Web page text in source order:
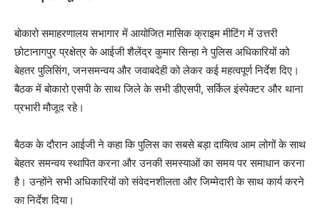
बोकारो समाहरणालय सभागार में आयोजित मासिक क्राइम मीटिंग में उत्तरी
छोटानागपुर प्रक्षेत्र के आईजी शैलेंद्र कुमार सिन्हा ने पुलिस अधिकारियों को
बेहतर पुलिसिंग, जनसमन्वय और जवाबदेही को लेकर कई महत्वपूर्ण निर्देश दिए।
बैठक में बोकारो एसपी के साथ जिले के सभी डीएसपी, सर्किल इंस्पेक्टर और थाना
प्रभारी मौजूद रहे।
बैठक के दौरान आईजी ने कहा कि पुलिस का सबसे बड़ा दायित्व आम लोगों के साथ
बेहतर समन्वय स्थापित करना और उनकी समस्याओं का समय पर समाधान करना
है। उन्होंने सभी अधिकारियों को संवेदनशीलता और जिम्मेदारी के साथ कार्य करने
का निर्देश दिया।